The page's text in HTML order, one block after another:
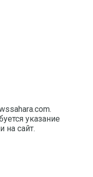
указание
на сайт.